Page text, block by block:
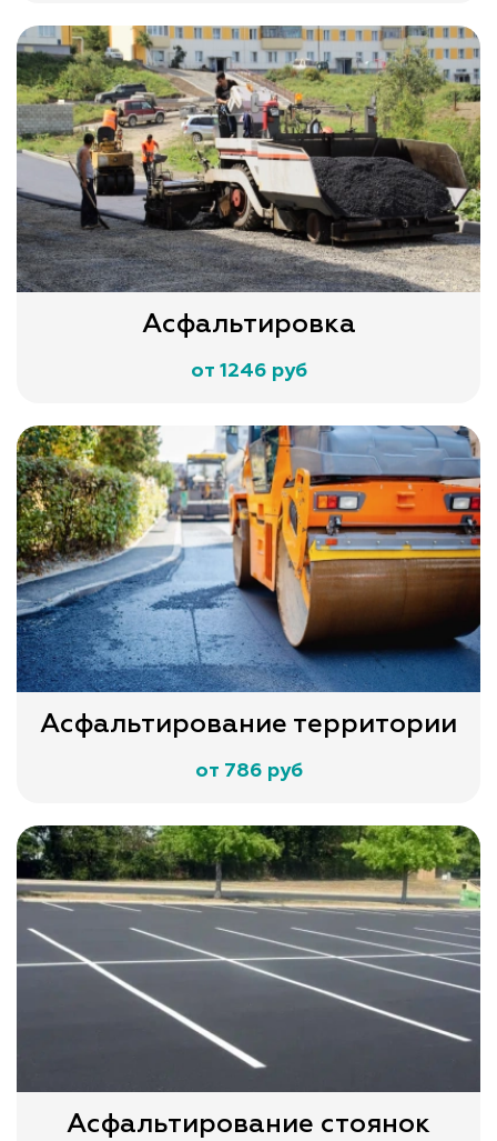
Асфальтировка
от 1246 руб
Асфальтирование территории
от 786 руб
Асфальтирование стоянок